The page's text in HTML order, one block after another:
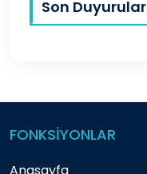
Son Duyurular
FONKSİYONLAR